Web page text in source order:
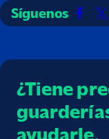
SíguenosEnlace
a
a
¿Tiene
ayudarle.